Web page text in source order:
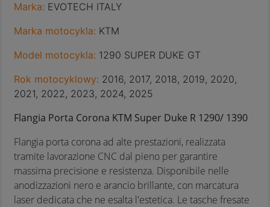
Marka: EVOTECH ITALY
Marka motocykla: KTM
Model motocykla: 1290 SUPER DUKE GT
Rok motocyklowy: 2016, 2017, 2018, 2019, 2020,
2021, 2022, 2023, 2024, 2025
Flangia Porta Corona KTM Super Duke R 1290/ 1390
Flangia porta corona ad alte prestazioni, realizzata
tramite lavorazione CNC dal pieno per garantire
massima precisione e resistenza. Disponibile nelle
anodizzazioni nero e arancio brillante, con marcatura
laser dedicata che ne esalta l'estetica. Le tasche fresate